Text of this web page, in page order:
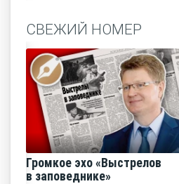
СВЕЖИЙ НОМЕР
Громкое эхо «Выстрелов
в заповеднике»